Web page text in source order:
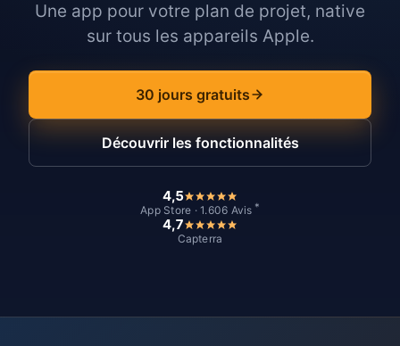
Une app pour votre plan de projet, native
sur tous les appareils Apple.
30 jours gratuits
Découvrir les fonctionnalités
4,5
App Store · 1.606 Avis *
4,7
Capterra